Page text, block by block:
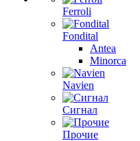
Ferroli
Fondital
Antea
Minorca
Navien
Сигнал
Прочие